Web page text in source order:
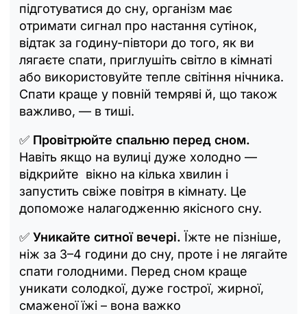
підготуватися до сну, організм має
отримати сигнал про настання сутінок,
відтак за годину-півтори до того, як ви
лягаєте спати, приглушіть світло в кімнаті
або використовуйте тепле світіння нічника.
Спати краще у повній темряві й, що також
важливо, — в тиші.
✅ Провітрюйте спальню перед сном.
Навіть якщо на вулиці дуже холодно —
відкрийте вікно на кілька хвилин і
запустить свіже повітря в кімнату. Це
допоможе налагодженню якісного сну.
✅ Уникайте ситної вечері. Їжте не пізніше,
ніж за 3–4 години до сну, проте і не лягайте
спати голодними. Перед сном краще
уникати солодкої, дуже гострої, жирної,
смаженої їжі – вона важко